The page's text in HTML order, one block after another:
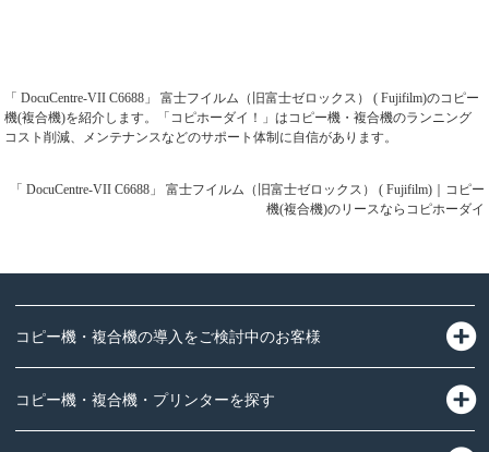
「 DocuCentre-VII C6688」 富士フイルム（旧富士ゼロックス） ( Fujifilm)のコピー
機(複合機)を紹介します。「コピホーダイ！」はコピー機・複合機のランニング
コスト削減、メンテナンスなどのサポート体制に自信があります。
「 DocuCentre-VII C6688」 富士フイルム（旧富士ゼロックス） ( Fujifilm)｜コピー
機(複合機)のリースならコピホーダイ
コピー機・複合機の導入をご検討中のお客様
コピー機・複合機・プリンターを探す